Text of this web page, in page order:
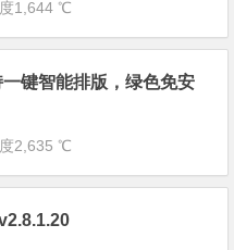
1,644 ℃
键智能排版，绿色免安
2,635 ℃